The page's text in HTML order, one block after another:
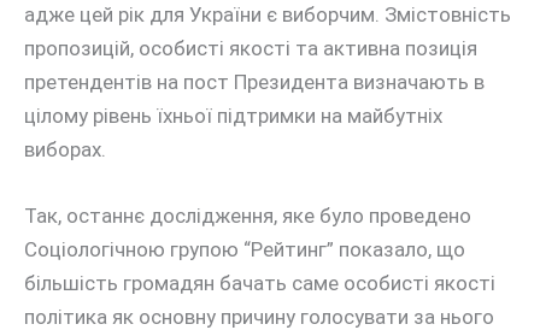
адже цей рік для України є виборчим. Змістовність
пропозицій, особисті якості та активна позиція
претендентів на пост Президента визначають в
цілому рівень їхньої підтримки на майбутніх
виборах.
Так, останнє дослідження, яке було проведено
Соціологічною групою “Рейтинг” показало, що
більшість громадян бачать саме особисті якості
політика як основну причину голосувати за нього